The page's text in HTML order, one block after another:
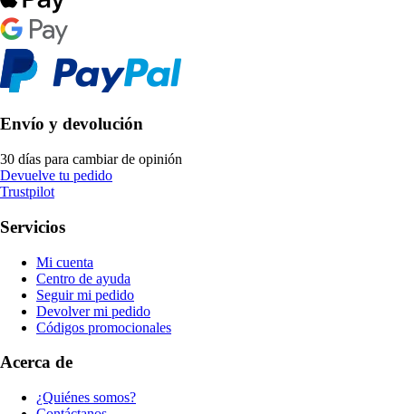
Envío y devolución
30 días para cambiar de opinión
Devuelve tu pedido
Trustpilot
Servicios
Mi cuenta
Centro de ayuda
Seguir mi pedido
Devolver mi pedido
Códigos promocionales
Acerca de
¿Quiénes somos?